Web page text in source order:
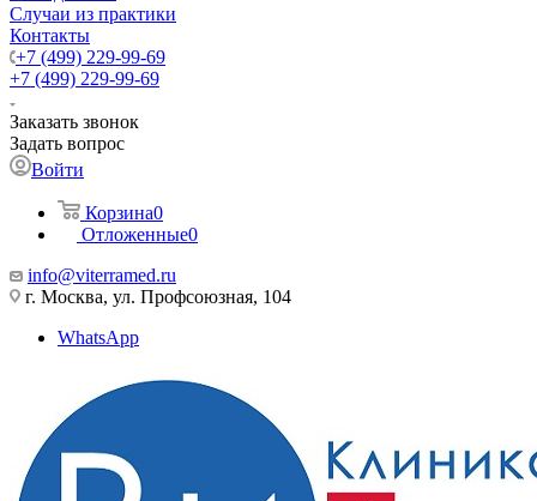
Случаи из практики
Контакты
+7 (499) 229-99-69
+7 (499) 229-99-69
Заказать звонок
Задать вопрос
Войти
Корзина0
Отложенные0
info@viterramed.ru
г. Москва, ул. Профсоюзная, 104
WhatsApp